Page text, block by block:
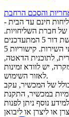
והסכם הרחבת
חינם עד הבית -
של חברת השליחויות.
תומך דור 5- במסלולים תומכים, באזורי פרישת רשת דור 5 המתעדכנים
ובכפוף לתנאי השירות. קישוריות 5G ומהירות הרשת בפועל, יכולה
לתוכנית הדאטה,
יש לוודא זמינות
לאזור השימוש.
של המכשיר, עקב
במכשיר, התקנת
נוסף ניתן לפנות